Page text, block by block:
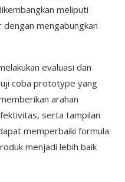
meliputi
mengabungkan
evaluasi dan
coba prototype yang
arahan
serta tampilan
memperbaiki formula
menjadi lebih baik